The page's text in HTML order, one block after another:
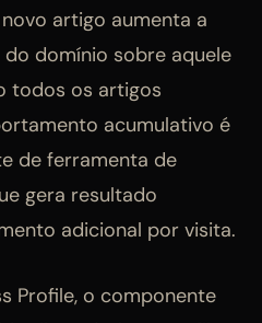
artigo aumenta a
domínio sobre aquele
todos os artigos
acumulativo é
de ferramenta de
gera resultado
adicional por visita.
Profile, o componente